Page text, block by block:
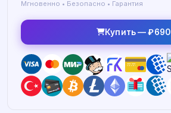
Мгновенно • Безопасно • Гарантия
Купить — ₽690